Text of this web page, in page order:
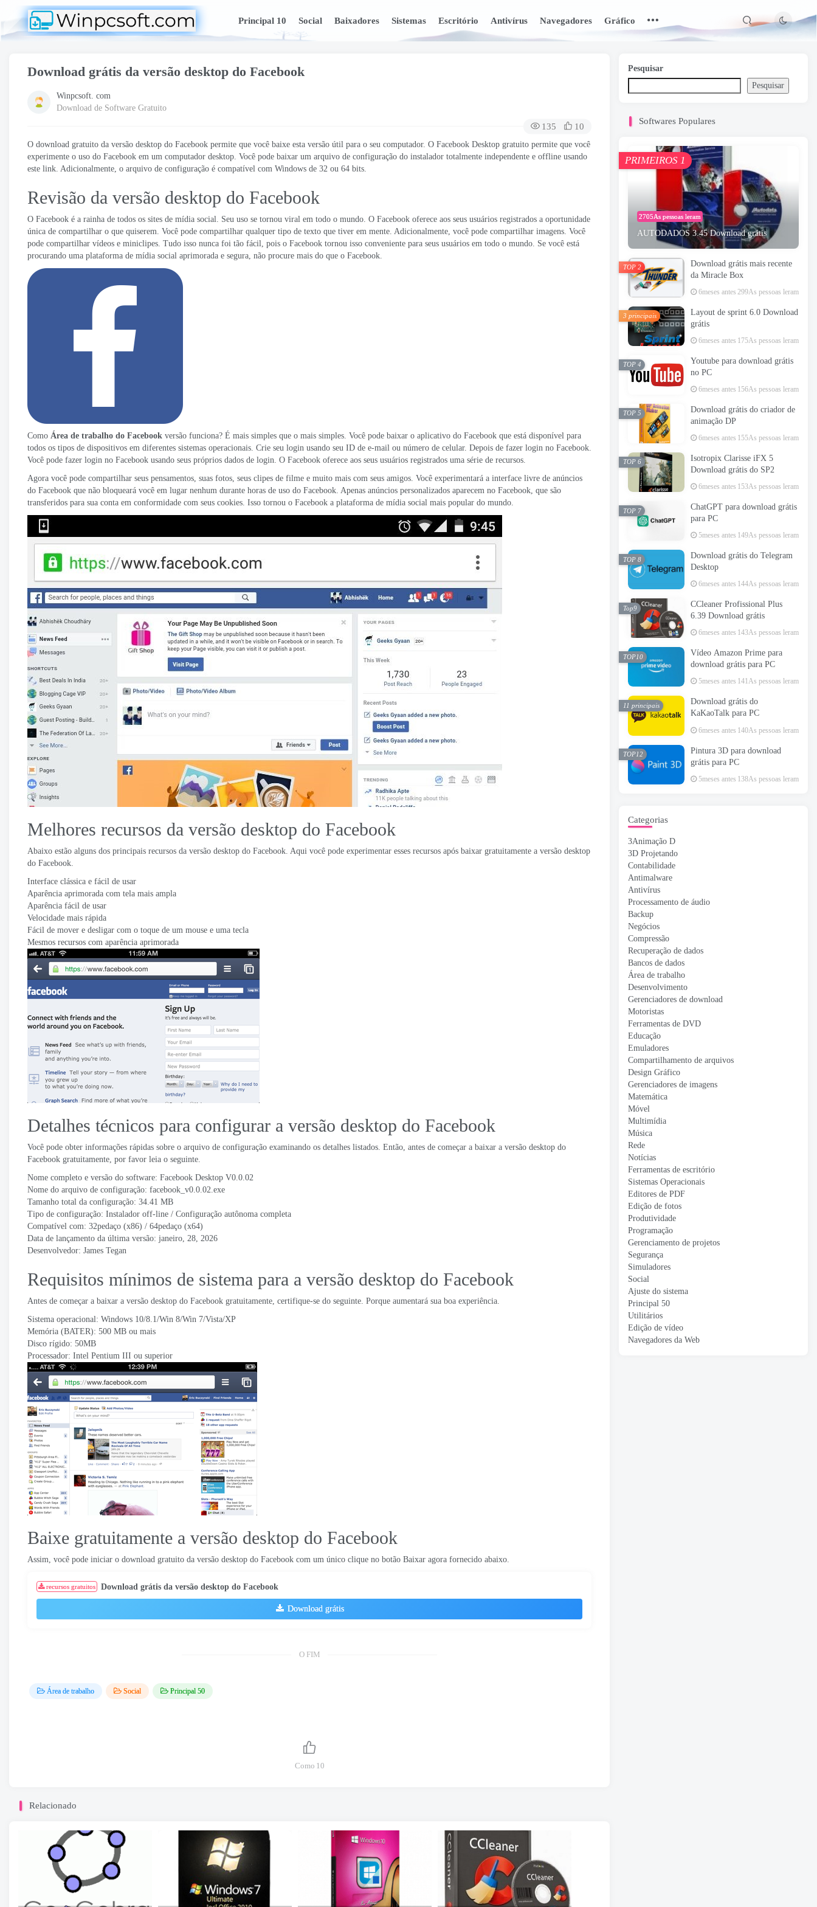
Principal 10 Social Baixadores Sistemas Escritório Antivírus Navegadores Gráfico
Download grátis da versão desktop do Facebook
Winpcsoft. com
Download de Software Gratuito
135 10
O download gratuito da versão desktop do Facebook permite que você baixe esta versão útil para o seu computador. O Facebook Desktop gratuito permite que você
experimente o uso do Facebook em um computador desktop. Você pode baixar um arquivo de configuração do instalador totalmente independente e offline usando
este link. Adicionalmente, o arquivo de configuração é compatível com Windows de 32 ou 64 bits.
Revisão da versão desktop do Facebook
O Facebook é a rainha de todos os sites de mídia social. Seu uso se tornou viral em todo o mundo. O Facebook oferece aos seus usuários registrados a oportunidade
única de compartilhar o que quiserem. Você pode compartilhar qualquer tipo de texto que tiver em mente. Adicionalmente, você pode compartilhar imagens. Você
pode compartilhar vídeos e miniclipes. Tudo isso nunca foi tão fácil, pois o Facebook tornou isso conveniente para seus usuários em todo o mundo. Se você está
procurando uma plataforma de mídia social aprimorada e segura, não procure mais do que o Facebook.
Como Área de trabalho do Facebook versão funciona? É mais simples que o mais simples. Você pode baixar o aplicativo do Facebook que está disponível para
todos os tipos de dispositivos em diferentes sistemas operacionais. Crie seu login usando seu ID de e-mail ou número de celular. Depois de fazer login no Facebook.
Você pode fazer login no Facebook usando seus próprios dados de login. O Facebook oferece aos seus usuários registrados uma série de recursos.
Agora você pode compartilhar seus pensamentos, suas fotos, seus clipes de filme e muito mais com seus amigos. Você experimentará a interface livre de anúncios
do Facebook que não bloqueará você em lugar nenhum durante horas de uso do Facebook. Apenas anúncios personalizados aparecem no Facebook, que são
transferidos para sua conta em conformidade com seus cookies. Isso tornou o Facebook a plataforma de mídia social mais popular do mundo.
Melhores recursos da versão desktop do Facebook
Abaixo estão alguns dos principais recursos da versão desktop do Facebook. Aqui você pode experimentar esses recursos após baixar gratuitamente a versão desktop
do Facebook.
Interface clássica e fácil de usar
Aparência aprimorada com tela mais ampla
Aparência fácil de usar
Velocidade mais rápida
Fácil de mover e desligar com o toque de um mouse e uma tecla
Mesmos recursos com aparência aprimorada
Detalhes técnicos para configurar a versão desktop do Facebook
Você pode obter informações rápidas sobre o arquivo de configuração examinando os detalhes listados. Então, antes de começar a baixar a versão desktop do
Facebook gratuitamente, por favor leia o seguinte.
Nome completo e versão do software: Facebook Desktop V0.0.02
Nome do arquivo de configuração: facebook_v0.0.02.exe
Tamanho total da configuração: 34.41 MB
Tipo de configuração: Instalador off-line / Configuração autônoma completa
Compatível com: 32pedaço (x86) / 64pedaço (x64)
Data de lançamento da última versão: janeiro, 28, 2026
Desenvolvedor: James Tegan
Requisitos mínimos de sistema para a versão desktop do Facebook
Antes de começar a baixar a versão desktop do Facebook gratuitamente, certifique-se do seguinte. Porque aumentará sua boa experiência.
Sistema operacional: Windows 10/8.1/Win 8/Win 7/Vista/XP
Memória (BATER): 500 MB ou mais
Disco rígido: 50MB
Processador: Intel Pentium III ou superior
Baixe gratuitamente a versão desktop do Facebook
Assim, você pode iniciar o download gratuito da versão desktop do Facebook com um único clique no botão Baixar agora fornecido abaixo.
recursos gratuitos Download grátis da versão desktop do Facebook
Download grátis
O FIM
Área de trabalho Social Principal 50
Como 10
Relacionado
Pesquisar
Pesquisar
Softwares Populares
2705As pessoas leram
AUTODADOS 3.45 Download grátis
PRIMEIROS 1
Download grátis mais recente
da Miracle Box
6meses antes 299As pessoas leram
TOP 2
Layout de sprint 6.0 Download
grátis
6meses antes 175As pessoas leram
3 principais
Youtube para download grátis
no PC
6meses antes 156As pessoas leram
TOP 4
Download grátis do criador de
animação DP
6meses antes 155As pessoas leram
TOP 5
Isotropix Clarisse iFX 5
Download grátis do SP2
6meses antes 153As pessoas leram
TOP 6
ChatGPT para download grátis
para PC
5meses antes 149As pessoas leram
TOP 7
Download grátis do Telegram
Desktop
6meses antes 144As pessoas leram
TOP 8
CCleaner Profissional Plus
6.39 Download grátis
6meses antes 143As pessoas leram
Top9
Vídeo Amazon Prime para
download grátis para PC
5meses antes 141As pessoas leram
TOP10
Download grátis do
KaKaoTalk para PC
6meses antes 140As pessoas leram
11 principais
Pintura 3D para download
grátis para PC
5meses antes 138As pessoas leram
TOP12
Categorias
3Animação D
3D Projetando
Contabilidade
Antimalware
Antivírus
Processamento de áudio
Backup
Negócios
Compressão
Recuperação de dados
Bancos de dados
Área de trabalho
Desenvolvimento
Gerenciadores de download
Motoristas
Ferramentas de DVD
Educação
Emuladores
Compartilhamento de arquivos
Design Gráfico
Gerenciadores de imagens
Matemática
Móvel
Multimídia
Música
Rede
Notícias
Ferramentas de escritório
Sistemas Operacionais
Editores de PDF
Edição de fotos
Produtividade
Programação
Gerenciamento de projetos
Segurança
Simuladores
Social
Ajuste do sistema
Principal 50
Utilitários
Edição de vídeo
Navegadores da Web